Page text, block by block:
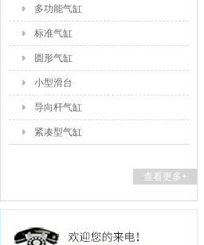
多功能气缸
标准气缸
圆形气缸
小型滑台
导向杆气缸
紧凑型气缸
查看更多+